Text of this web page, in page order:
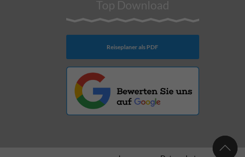
Top Download
Reiseplaner als PDF